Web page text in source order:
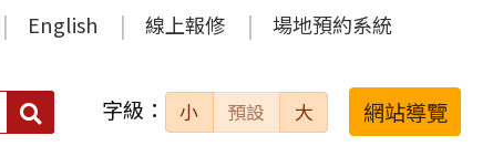
English 線上報修 場地預約系統
搜
字級： 小 預設 大 網站導覽